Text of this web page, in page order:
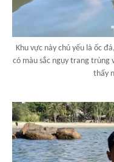
Khu vực này chủ yếu là ốc
có màu sắc ngụy trang trùng
thấy